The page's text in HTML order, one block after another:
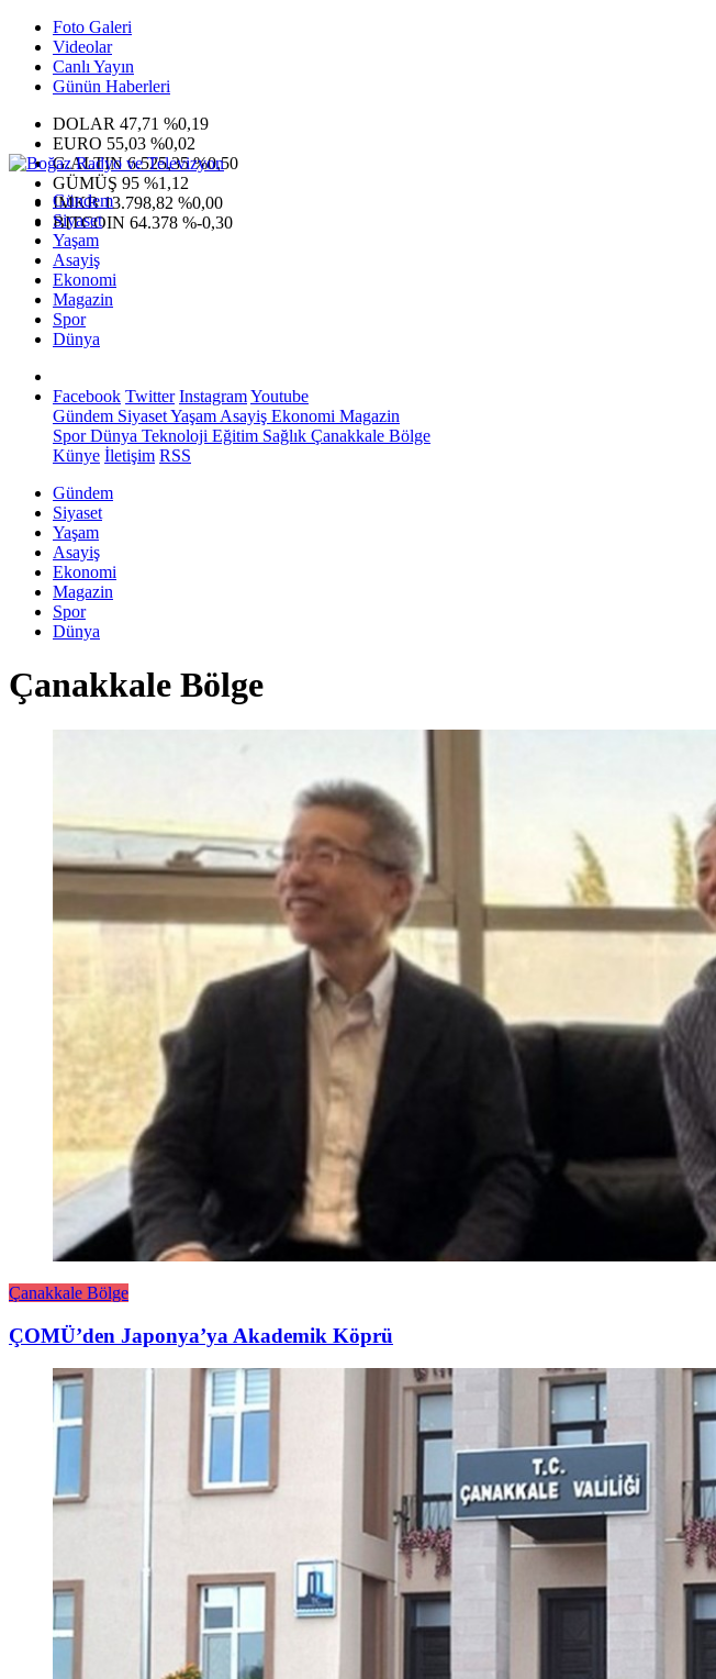
Foto Galeri
Videolar
Canlı Yayın
Günün Haberleri
DOLAR 47,71 %0,19
EURO 55,03 %0,02
G.ALTIN6.525,35 %0,50
GÜMÜŞ 95 %1,12
IMKB13.798,82 %0,00
BITCOIN 64.378 %-0,30
Gündem
Siyaset
Yaşam
Asayiş
Ekonomi
Magazin
Spor
Dünya
Facebook Twitter InstagramYoutube
Gündem SiyasetYaşam Asayiş Ekonomi Magazin
SporDünya Teknoloji Eğitim Sağlık Çanakkale Bölge
Künye İletişim RSS
Gündem
Siyaset
Yaşam
Asayiş
Ekonomi
Magazin
Spor
Dünya
Çanakkale Bölge
Çanakkale Bölge
ÇOMÜ’den Japonya’ya Akademik Köprü